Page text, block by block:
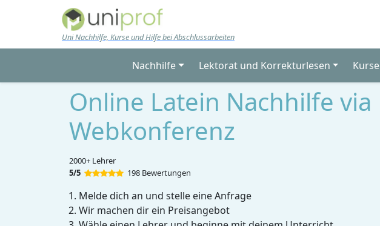
Skip to main content
Uni Nachhilfe, Kurse und Hilfe bei Abschlussarbeiten
Nachhilfe Lektorat und Korrekturlesen Kurse
Online Latein Nachhilfe via
Webkonferenz
2000+ Lehrer
5/5
198 Bewertungen
Melde dich an und stelle eine Anfrage
Wir machen dir ein Preisangebot